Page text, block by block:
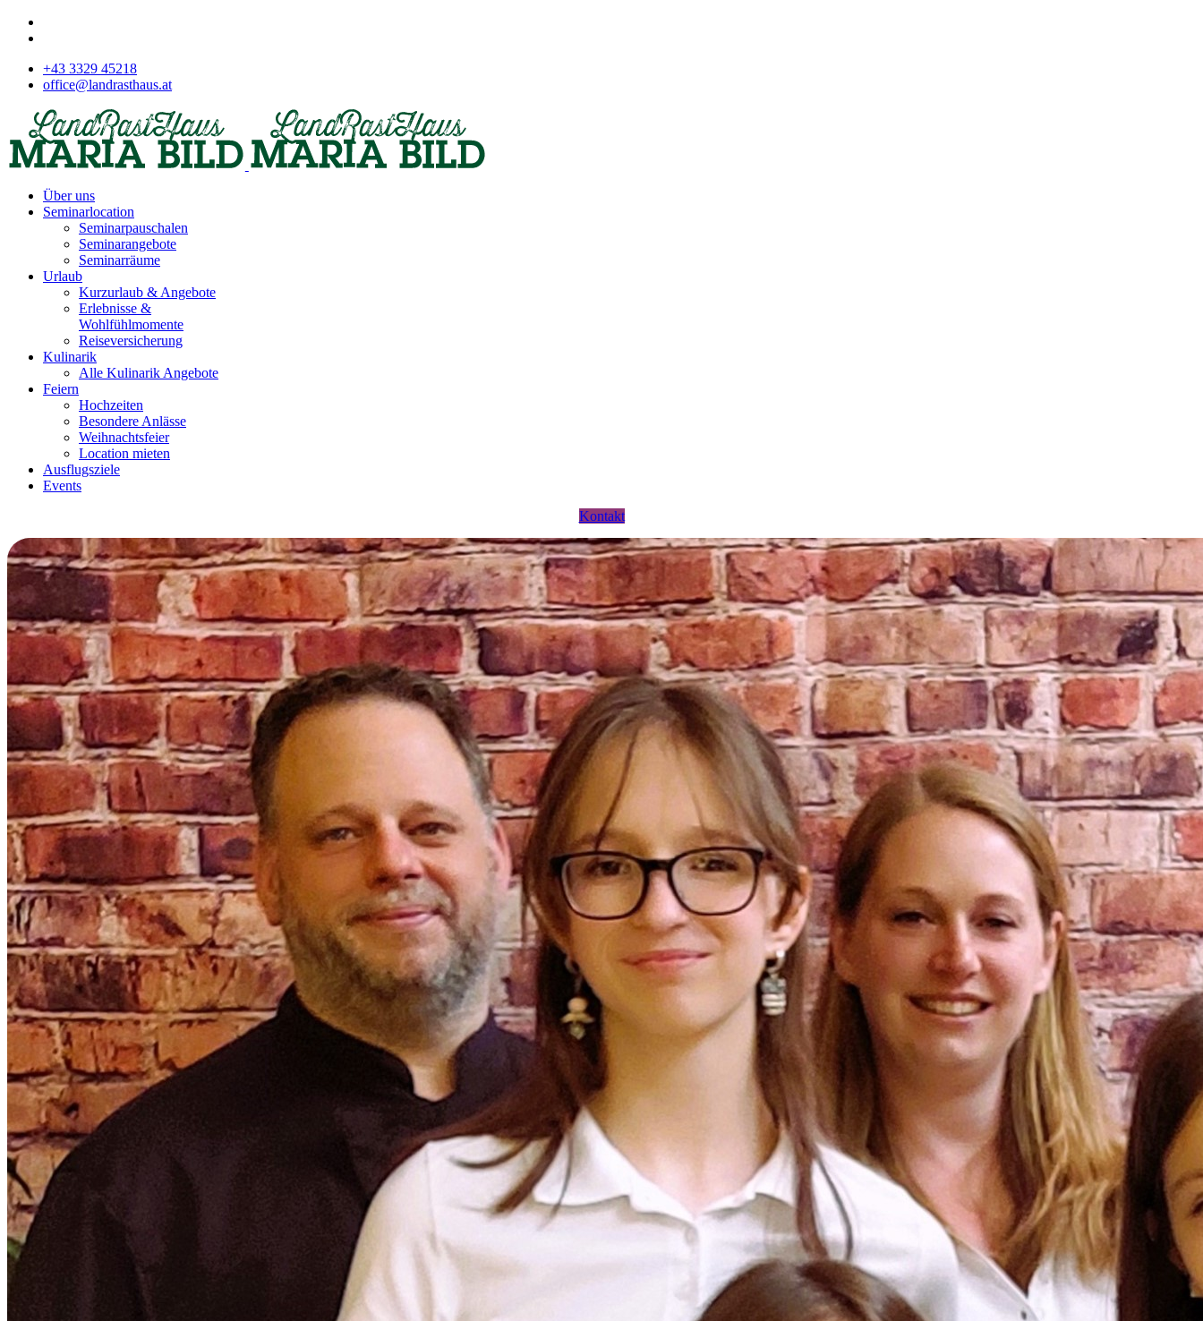
+43 3329 45218
office@landrasthaus.at
Über uns
Seminarlocation
Seminarpauschalen
Seminarangebote
Seminarräume
Urlaub
Kurzurlaub & Angebote
Erlebnisse &
Wohlfühlmomente
Reiseversicherung
Kulinarik
Alle Kulinarik Angebote
Feiern
Hochzeiten
Besondere Anlässe
Weihnachtsfeier
Location mieten
Ausflugsziele
Events
Kontakt